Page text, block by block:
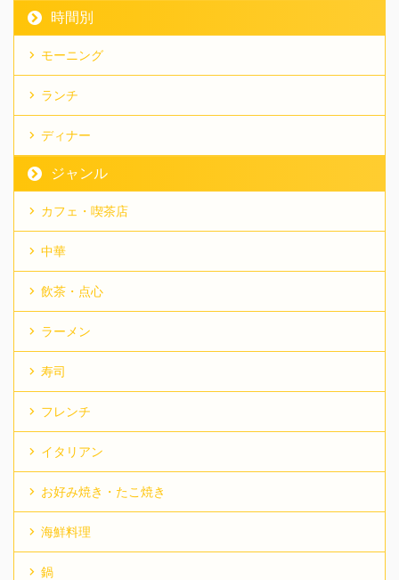
時間別
モーニング
ランチ
ディナー
ジャンル
カフェ・喫茶店
中華
飲茶・点心
ラーメン
寿司
フレンチ
イタリアン
お好み焼き・たこ焼き
海鮮料理
鍋